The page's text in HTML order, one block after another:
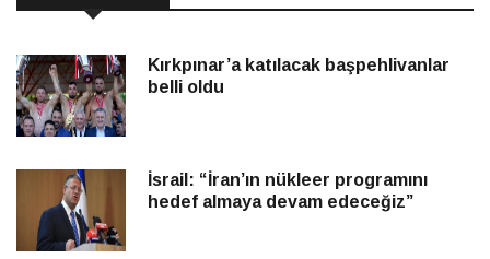
Kırkpınar’a katılacak başpehlivanlar
belli oldu
İsrail: “İran’ın nükleer programını
hedef almaya devam edeceğiz”